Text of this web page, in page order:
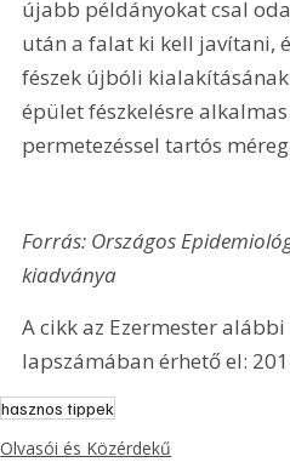
újabb példányokat csal
után a falat ki kell javítani,
fészek újbóli kialakításának
épület fészkelésre
permetezéssel tartós
Forrás: Országos
kiadványa
A cikk az Ezermester
lapszámában érhető el:
hasznos tippek
Olvasói és Közérdekű